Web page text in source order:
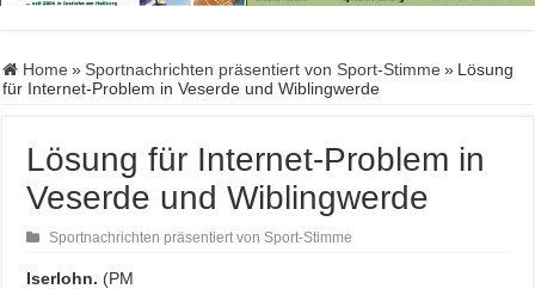
Home » Sportnachrichten präsentiert von Sport-Stimme » Lösung
für Internet-Problem in Veserde und Wiblingwerde
Lösung für Internet-Problem in
Veserde und Wiblingwerde
Sportnachrichten präsentiert von Sport-Stimme
Iserlohn. (PM